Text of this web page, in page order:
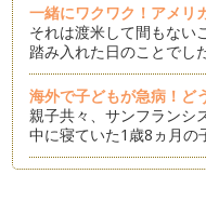
一緒にワクワク！アメリ
それは渡米して間もない
踏み入れた日のことでし
海外で子どもが急病！ど
親子共々、サンフランシ
中に寝ていた1歳8ヵ月の